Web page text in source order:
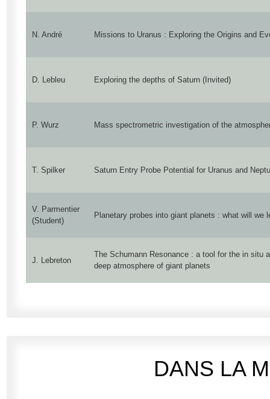
N. André Missions to Uranus : Exploring the Origins and
D. Lebleu Exploring the depths of Saturn (Invited)
P. Wurz Mass spectrometric investigation of the
T. Spilker Saturn Entry Probe Potential for Uranus and
V. Parmentier
(Student)
Planetary probes into giant planets : what will we
J. Lebreton
The Schumann Resonance : a tool for the in situ
deep atmosphere of giant planets
DANS LA